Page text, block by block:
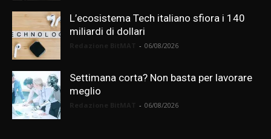
L’ecosistema Tech italiano sfiora i 140
miliardi di dollari
- 06/08/2026
Settimana corta? Non basta per lavorare
meglio
- 06/08/2026